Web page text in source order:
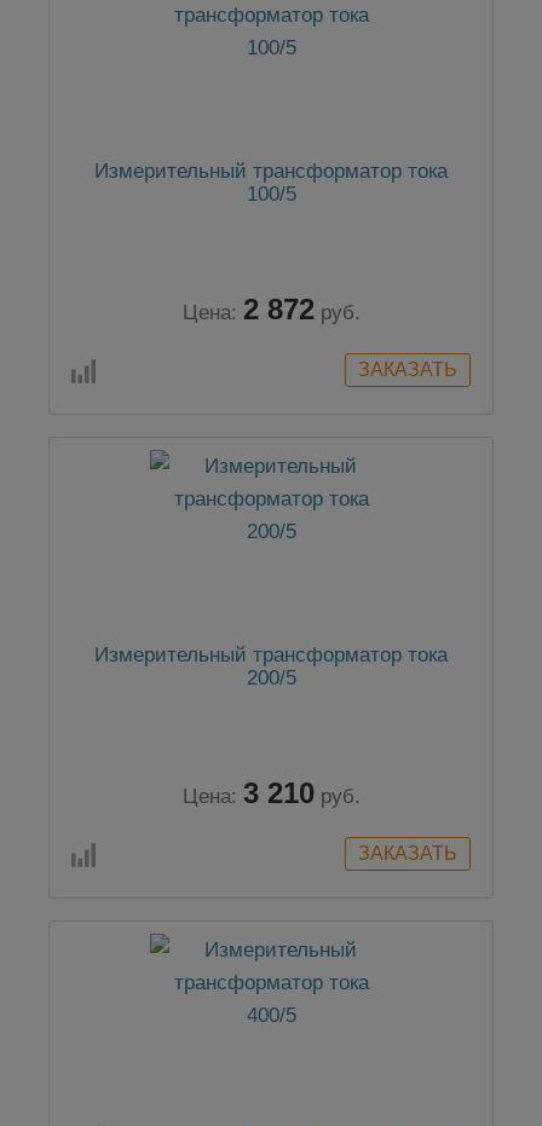
Измерительный трансформатор тока
100/5
Цена: 2 872 руб.
Измерительный трансформатор тока
200/5
Цена: 3 210 руб.